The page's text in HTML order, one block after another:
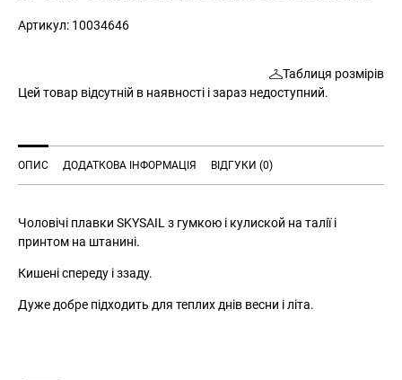
Артикул: 10034646
Таблиця розмірів
Цей товар відсутній в наявності і зараз недоступний.
ОПИС ДОДАТКОВА ІНФОРМАЦІЯ ВІДГУКИ (0)
Чоловічі плавки SKYSAIL з гумкою і кулиской на талії і
принтом на штанині.
Кишені спереду і ззаду.
Дуже добре підходить для теплих днів весни і літа.